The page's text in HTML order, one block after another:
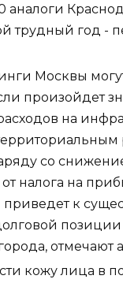
аналоги
трудный год -
Москвы
произойдет
на
со
налога на
к
отмечают
кожу лица в